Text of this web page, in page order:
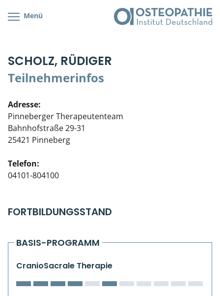
Menü
SCHOLZ, RÜDIGER
Teilnehmerinfos
Adresse:
Pinneberger Therapeutenteam
Bahnhofstraße 29-31
25421 Pinneberg
Telefon:
04101-804100
FORTBILDUNGSSTAND
BASIS-PROGRAMM
CranioSacrale Therapie
Cranial/Neurale Osteopathie
Parietale Osteopathie
Viszerale Osteopathie
Klinische & Praktische Kurse
Live Online-Kurse
Bonus-Programm
Veranstaltungsticket DB
Wissenswertes
Teilnehmerliste
Stellenbörse
Soziales Engagement